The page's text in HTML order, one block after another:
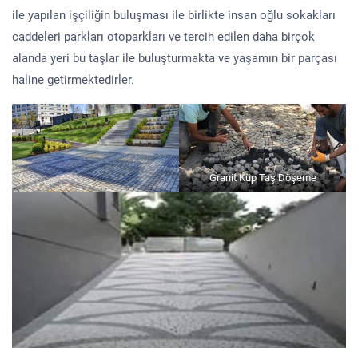
ile yapılan işçiliğin buluşması ile birlikte insan oğlu sokakları
caddeleri parkları otoparkları ve tercih edilen daha birçok
alanda yeri bu taşlar ile buluşturmakta ve yaşamın bir parçası
haline getirmektedirler.
Granit Küp Taş Döşeme